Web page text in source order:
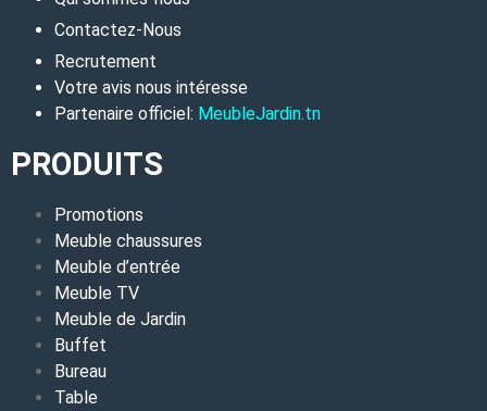
Contactez-Nous
Recrutement
Votre avis nous intéresse
Partenaire officiel: MeubleJardin.tn
PRODUITS
Promotions
Meuble chaussures
Meuble d’entrée
Meuble TV
Meuble de Jardin
Buffet
Bureau
Table